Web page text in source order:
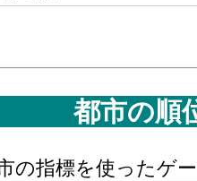
都市の順
の指標を使ったゲ